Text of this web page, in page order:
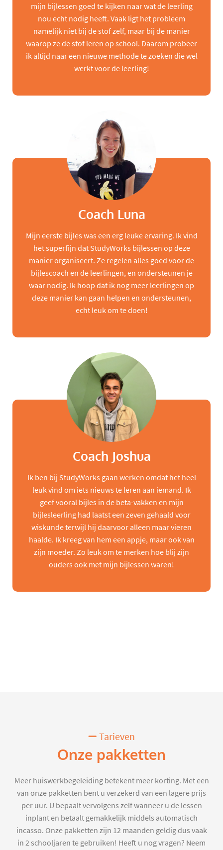
mijn bijlessen goed te kijken naar wat de leerling
nou echt nodig heeft. Vaak ligt het probleem
namelijk niet bij de stof zelf, maar bij de manier
waarop ze de stof leren op school. Daarom probeer
ik altijd naar een nieuwe methode te zoeken die wel
werkt voor de leerling!
Coach Luna
Mijn eerste bijles was een erg leuke ervaring. Ik vind
het superfijn dat StudyWorks bijlessen op deze
manier organiseert. Ze regelen alles goed voor de
bijlescoach en de leerlingen, en ondersteunen je
waar nodig. Ik hoop dat ik nog meer leerlingen op
deze manier kan gaan helpen en ondersteunen,
echt leuk om te doen!
Coach Joshua
Ik ben bij StudyWorks gaan werken omdat het heel
leuk vind om iets nieuws te leren aan iemand. Ik
geef vooral bijles in de beta-vakken en mijn
bijlesleerling had laatst een zeven gehaald voor
wiskunde terwijl hij daarvoor alleen maar vieren
haalde. Ik kreeg van hem een appje, maar ook van
zijn moeder. Zo leuk om te merken hoe blij zijn
ouders ook met mijn bijlessen waren!
Tarieven
Onze pakketten
Meer huiswerkbegeleiding betekent meer korting. Met een
van onze pakketten bent u verzekerd van een lagere prijs
per uur. U bepaalt vervolgens zelf wanneer u de lessen
inplant en betaalt gemakkelijk middels automatisch
incasso. Onze pakketten zijn 12 maanden geldig dus vaak
in 2 schooljaren te gebruiken! Heeft u nog vragen? Neem